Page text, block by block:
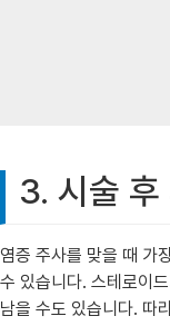
3. 시술 후
염증 주사를 맞을 때 가
수 있습니다. 스테로이
남을 수도 있습니다. 따